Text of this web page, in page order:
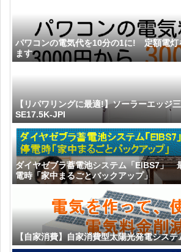
パワコンの電気代を10分の1に! 定額電灯
ます
【リパワリングに最適!】ソーラーエッジ
SE17.5K-JPI
ダイヤゼブラ蓄電池システム「EIBS7
電時「家中まるごとバックアップ」
【自家消費】自家消費型太陽光発電システ